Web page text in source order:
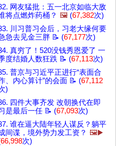
网友猛批：五一北京如临大敌
将点燃炸药桶？ 🖼️ (67,382次)
川习普习会后，习老大缘何要
急去见金三胖 📝 (67,177次)
真穷了！520没钱秀恩爱了 一
度结婚人数狂跌 📝 (67,113次)
普京与习近平正进行“表面合
、内心算计”的会面 📝 (67,112
)
四件大事齐发 改朝换代在即
是最后一任 📝 (67,093次)
谁在逼大陆年轻人谋反？躺平
间谍，境外势力发工资？ 🖼️▶️
66,998次)